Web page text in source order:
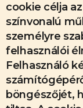
cookie célja
színvonalú
személyre
felhasználói
Felhasználó
böngészőjét,